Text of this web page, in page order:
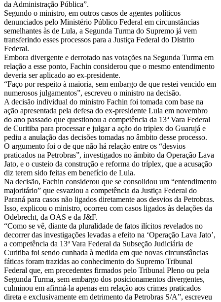
da Administração Pública”.
Segundo o ministro, em outros casos de agentes políticos
denunciados pelo Ministério Público Federal em circunstâncias
semelhantes às de Lula, a Segunda Turma do Supremo já vem
transferindo esses processos para a Justiça Federal do Distrito
Federal.
Embora divergente e derrotado nas votações na Segunda Turma em
relação a esse ponto, Fachin considerou que o mesmo entendimento
deveria ser aplicado ao ex-presidente.
“Faço por respeito à maioria, sem embargo de que restei vencido em
numerosos julgamentos”, escreveu o ministro na decisão.
A decisão individual do ministro Fachin foi tomada com base na
ação apresentada pela defesa do ex-presidente Lula em novembro
do ano passado que questionou a competência da 13ª Vara Federal
de Curitiba para processar e julgar a ação do triplex do Guarujá e
pediu a anulação das decisões tomadas no âmbito desse processo.
O argumento foi o de que não há relação entre os “desvios
praticados na Petrobras”, investigados no âmbito da Operação Lava
Jato, e o custeio da construção e reforma do tríplex, que a acusação
diz terem sido feitas em benefício de Lula.
Na decisão, Fachin considerou que se consolidou um “entendimento
majoritário” que esvaziou a competência da Justiça Federal do
Paraná para casos não ligados diretamente aos desvios da Petrobras.
Isso, explicou o ministro, ocorreu com casos ligados às delações da
Odebrecht, da OAS e da J&F.
“Como se vê, diante da pluralidade de fatos ilícitos revelados no
decorrer das investigações levadas a efeito na ‘Operação Lava Jato’,
a competência da 13ª Vara Federal da Subseção Judiciária de
Curitiba foi sendo cunhada à medida em que novas circunstâncias
fáticas foram trazidas ao conhecimento do Supremo Tribunal
Federal que, em precedentes firmados pelo Tribunal Pleno ou pela
Segunda Turma, sem embargo dos posicionamentos divergentes,
culminou em afirmá-la apenas em relação aos crimes praticados
direta e exclusivamente em detrimento da Petrobras S/A”, escreveu